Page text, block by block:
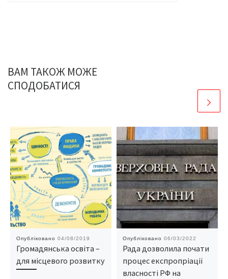
ВАМ ТАКОЖ МОЖЕ
СПОДОБАТИСЯ
Опубліковано 04/08/2019
Громадянська освіта –
для місцевого розвитку
Опубліковано 06/03/2022
Рада дозволила почати
процес експропріації
власності РФ на